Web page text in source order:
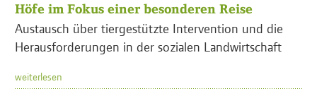
Höfe im Fokus einer besonderen Reise
Austausch über tiergestützte Intervention und die
Herausforderungen in der sozialen Landwirtschaft
weiterlesen